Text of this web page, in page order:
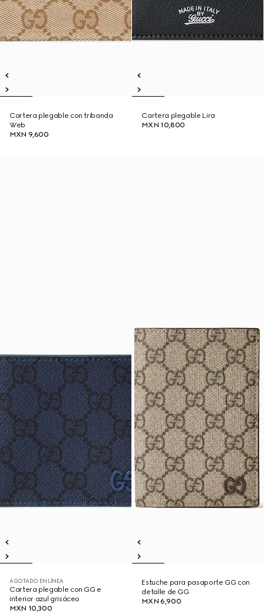
Cartera plegable con tribanda
Web
MXN 9,600
Cartera plegable Lira
MXN 10,800
AGOTADO EN LÍNEA
Cartera plegable con GG e
interior azul grisáceo
MXN 10,300
Estuche para pasaporte GG con
detalle de GG
MXN 6,900